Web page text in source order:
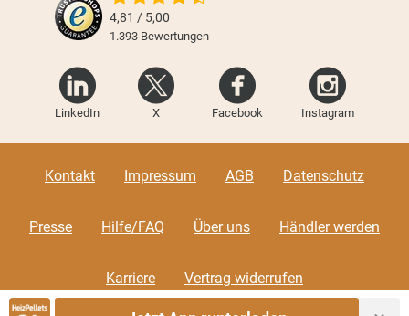
4,81 / 5,00
1.393 Bewertungen
LinkedIn X Facebook Instagram
Kontakt Impressum AGB Datenschutz
Presse Hilfe/FAQ Über uns Händler werden
Karriere Vertrag widerrufen